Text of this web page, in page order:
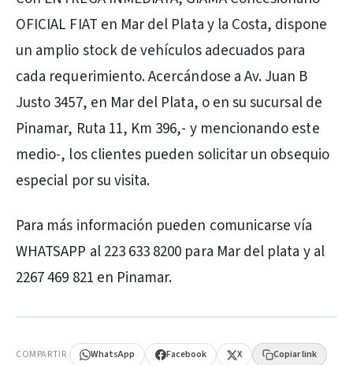
OFICIAL FIAT en Mar del Plata y la Costa, dispone
un amplio stock de vehículos adecuados para
cada requerimiento. Acercándose a Av. Juan B
Justo 3457, en Mar del Plata, o en su sucursal de
Pinamar, Ruta 11, Km 396,- y mencionando este
medio-, los clientes pueden solicitar un obsequio
especial por su visita.
Para más información pueden comunicarse vía
WHATSAPP al 223 633 8200 para Mar del plata y al
2267 469 821 en Pinamar.
COMPARTIR WhatsApp Facebook X Copiar link